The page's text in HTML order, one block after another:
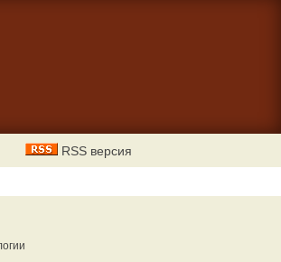
RSS версия